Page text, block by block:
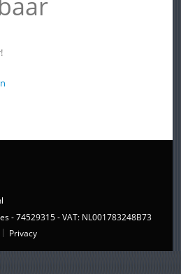
- 74529315 - VAT: NL001783248B73
Privacy